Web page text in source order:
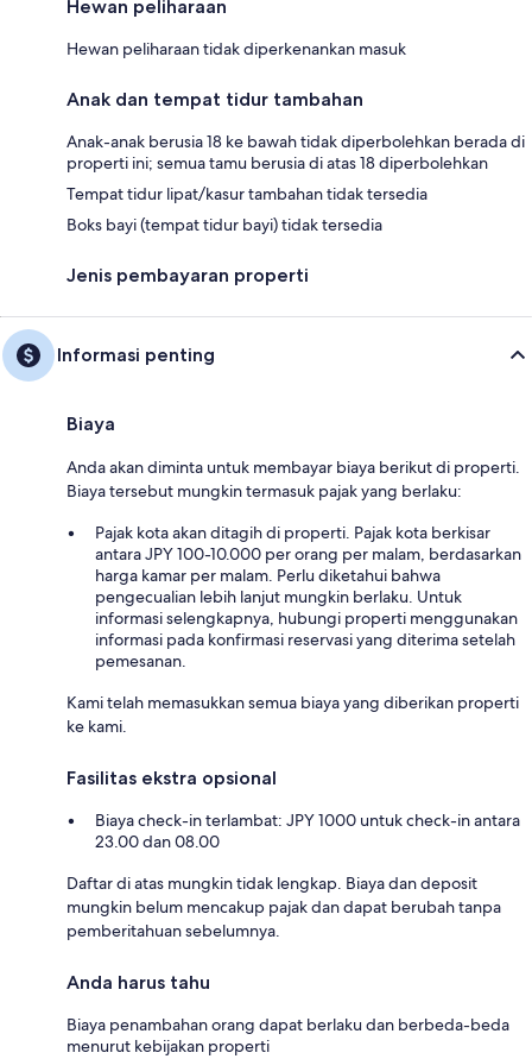
Hewan peliharaan
Hewan peliharaan tidak diperkenankan masuk
Anak dan tempat tidur tambahan
Anak-anak berusia 18 ke bawah tidak diperbolehkan berada di
properti ini; semua tamu berusia di atas 18 diperbolehkan
Tempat tidur lipat/kasur tambahan tidak tersedia
Boks bayi (tempat tidur bayi) tidak tersedia
Jenis pembayaran properti
Informasi penting
Biaya
Anda akan diminta untuk membayar biaya berikut di properti.
Biaya tersebut mungkin termasuk pajak yang berlaku:
Pajak kota akan ditagih di properti. Pajak kota berkisar
antara JPY 100-10.000 per orang per malam, berdasarkan
harga kamar per malam. Perlu diketahui bahwa
pengecualian lebih lanjut mungkin berlaku. Untuk
informasi selengkapnya, hubungi properti menggunakan
informasi pada konfirmasi reservasi yang diterima setelah
pemesanan.
Kami telah memasukkan semua biaya yang diberikan properti
ke kami.
Fasilitas ekstra opsional
Biaya check-in terlambat: JPY 1000 untuk check-in antara
23.00 dan 08.00
Daftar di atas mungkin tidak lengkap. Biaya dan deposit
mungkin belum mencakup pajak dan dapat berubah tanpa
pemberitahuan sebelumnya.
Anda harus tahu
Biaya penambahan orang dapat berlaku dan berbeda-beda
menurut kebijakan properti